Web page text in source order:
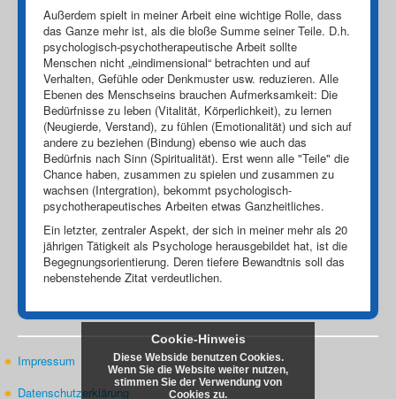
Außerdem spielt in meiner Arbeit eine wichtige Rolle, dass
das Ganze mehr ist, als die bloße Summe seiner Teile. D.h.
psychologisch-psychotherapeutische Arbeit sollte
Menschen nicht „eindimensional“ betrachten und auf
Verhalten, Gefühle oder Denkmuster usw. reduzieren. Alle
Ebenen des Menschseins brauchen Aufmerksamkeit: Die
Bedürfnisse zu leben (Vitalität, Körperlichkeit), zu lernen
(Neugierde, Verstand), zu fühlen (Emotionalität) und sich auf
andere zu beziehen (Bindung) ebenso wie auch das
Bedürfnis nach Sinn (Spiritualität). Erst wenn alle "Teile" die
Chance haben, zusammen zu spielen und zusammen zu
wachsen (Intergration), bekommt psychologisch-
psychotherapeutisches Arbeiten etwas Ganzheitliches.
Ein letzter, zentraler Aspekt, der sich in meiner mehr als 20
jährigen Tätigkeit als Psychologe herausgebildet hat, ist die
Begegnungsorientierung. Deren tiefere Bewandtnis soll das
nebenstehende Zitat verdeutlichen.
Impressum
Datenschutzerklärung
Cookie-Hinweis
Diese Webside benutzen Cookies.
Wenn Sie die Website weiter nutzen,
stimmen Sie der Verwendung von
Cookies zu.